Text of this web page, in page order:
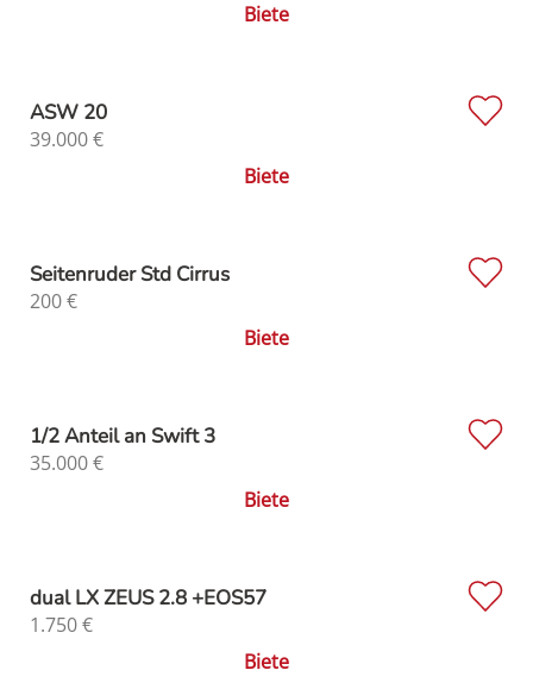
Biete
ASW 20
39.000€
Biete
Seitenruder Std Cirrus
200€
Biete
1/2 Anteil an Swift 3
35.000€
Biete
dual LX ZEUS 2.8 +EOS57
1.750€
Biete